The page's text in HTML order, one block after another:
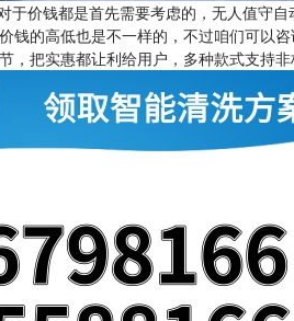
于价钱都是首先需要考虑的，无人值守
钱的高低也是不一样的，不过咱们可以
，把实惠都让利给用户，多种款式支持